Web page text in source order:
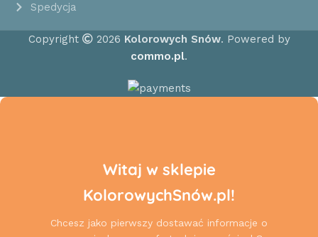
Spedycja
Copyright 2026 Kolorowych Snów. Powered by
commo.pl.
Witaj w sklepie
KolorowychSnów.pl!
Chcesz jako pierwszy dostawać informacje o